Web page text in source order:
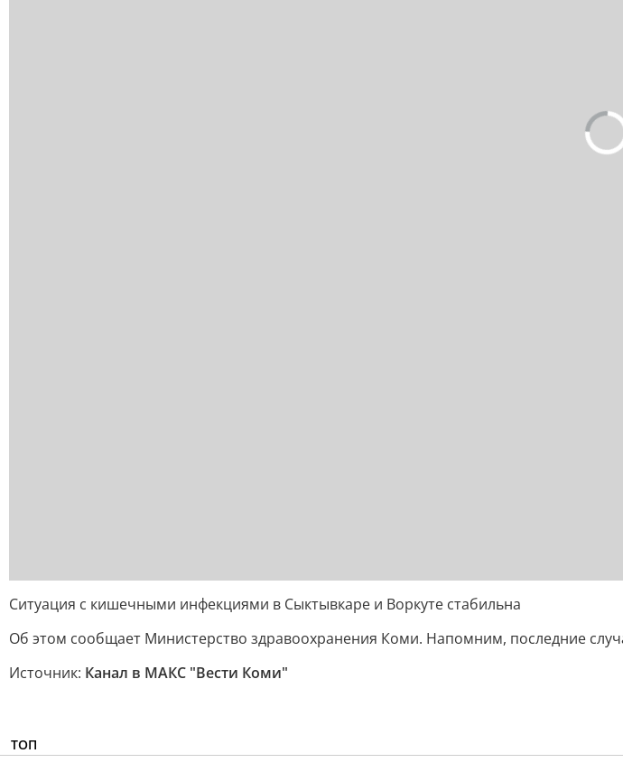
Ситуация с кишечными инфекциями в Сыктывкаре и Воркуте стабильна
Об этом сообщает Министерство здравоохранения Коми. Напомним, последние
Источник: Канал в МАКС "Вести Коми"
ТОП